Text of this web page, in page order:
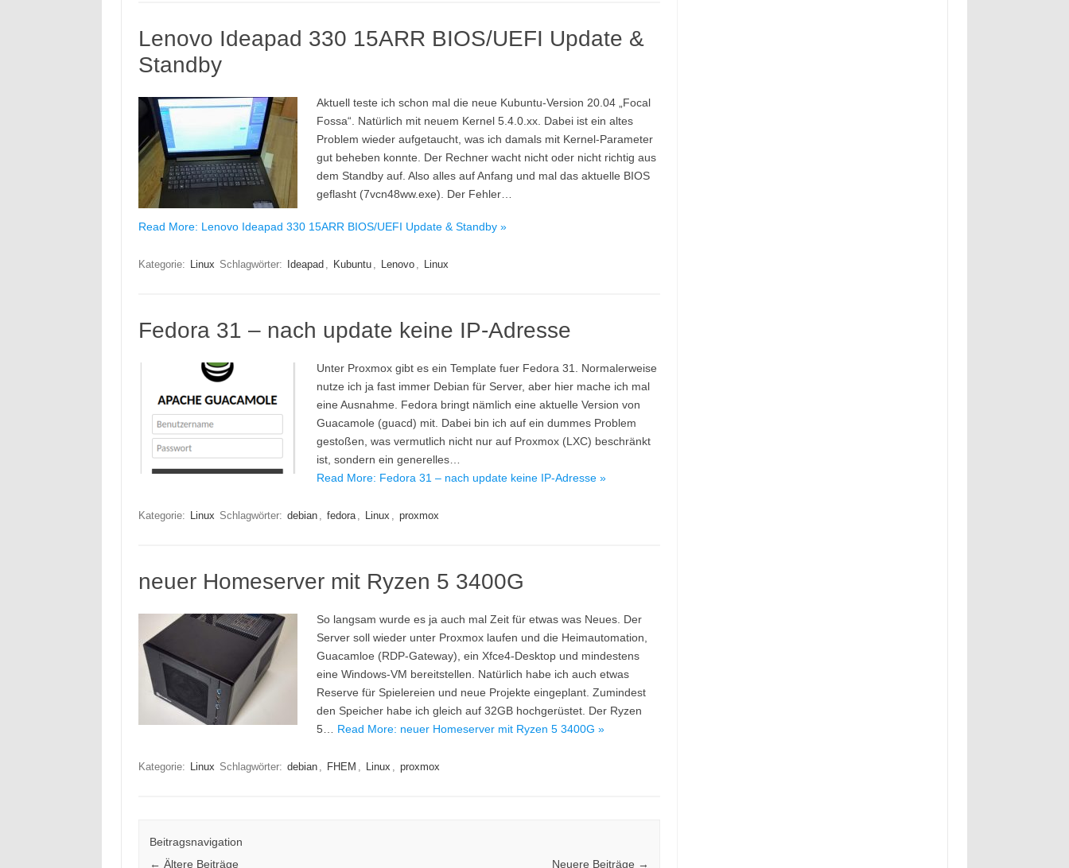
Lenovo Ideapad 330 15ARR BIOS/UEFI Update &
Standby
Aktuell teste ich schon mal die neue Kubuntu-Version 20.04 „Focal
Fossa“. Natürlich mit neuem Kernel 5.4.0.xx. Dabei ist ein altes
Problem wieder aufgetaucht, was ich damals mit Kernel-Parameter
gut beheben konnte. Der Rechner wacht nicht oder nicht richtig aus
dem Standby auf. Also alles auf Anfang und mal das aktuelle BIOS
geflasht (7vcn48ww.exe). Der Fehler…
Read More: Lenovo Ideapad 330 15ARR BIOS/UEFI Update & Standby »
Kategorie: Linux Schlagwörter: Ideapad , Kubuntu , Lenovo , Linux
Fedora 31 – nach update keine IP-Adresse
Unter Proxmox gibt es ein Template fuer Fedora 31. Normalerweise
nutze ich ja fast immer Debian für Server, aber hier mache ich mal
eine Ausnahme. Fedora bringt nämlich eine aktuelle Version von
Guacamole (guacd) mit. Dabei bin ich auf ein dummes Problem
gestoßen, was vermutlich nicht nur auf Proxmox (LXC) beschränkt
ist, sondern ein generelles…
Read More: Fedora 31 – nach update keine IP-Adresse »
Kategorie: Linux Schlagwörter: debian , fedora , Linux , proxmox
neuer Homeserver mit Ryzen 5 3400G
So langsam wurde es ja auch mal Zeit für etwas was Neues. Der
Server soll wieder unter Proxmox laufen und die Heimautomation,
Guacamloe (RDP-Gateway), ein Xfce4-Desktop und mindestens
eine Windows-VM bereitstellen. Natürlich habe ich auch etwas
Reserve für Spielereien und neue Projekte eingeplant. Zumindest
den Speicher habe ich gleich auf 32GB hochgerüstet. Der Ryzen
5… Read More: neuer Homeserver mit Ryzen 5 3400G »
Kategorie: Linux Schlagwörter: debian , FHEM , Linux , proxmox
Beitragsnavigation
← Ältere Beiträge Neuere Beiträge →